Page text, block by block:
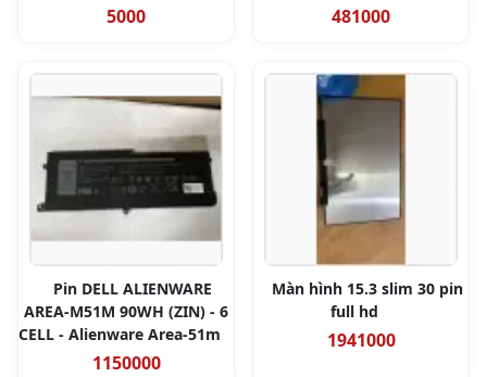
5000 481000
Pin DELL ALIENWARE
AREA-M51M 90WH (ZIN) - 6
CELL - Alienware Area-51m
1150000
Màn hình 15.3 slim 30 pin
full hd
1941000